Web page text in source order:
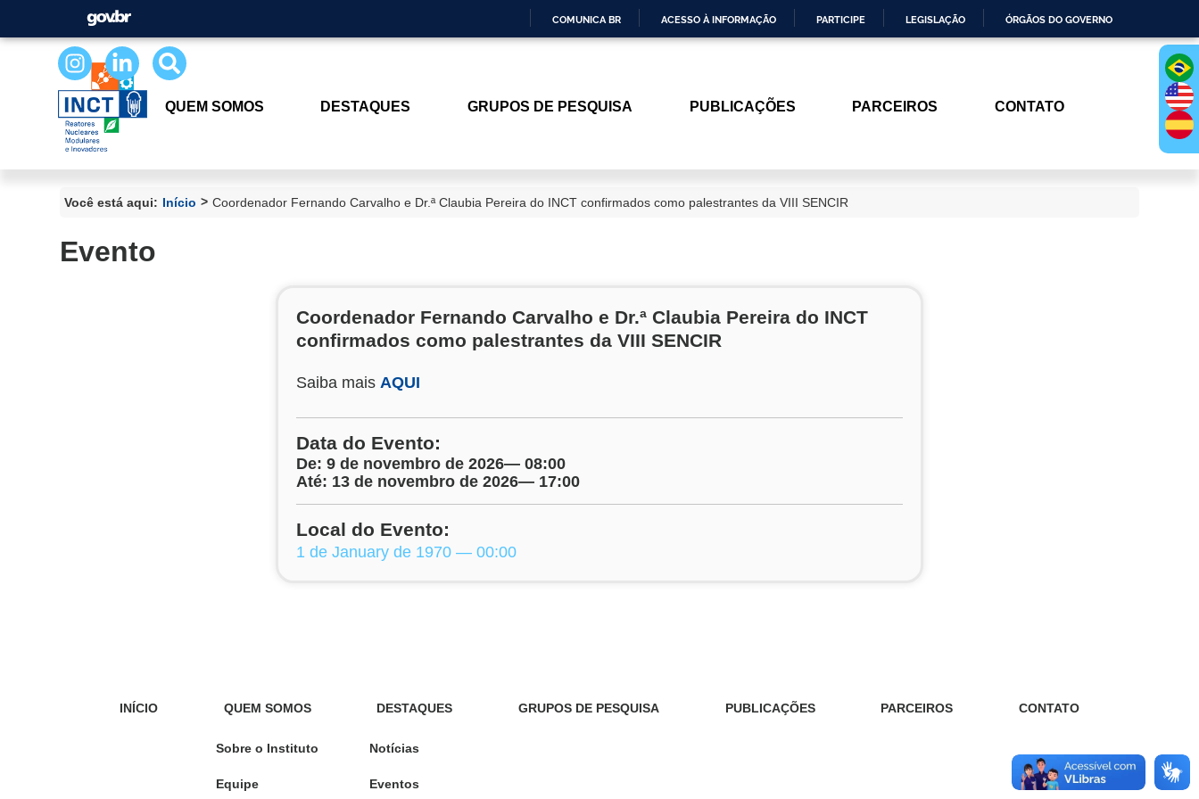
CONTEÚDO
COMUNICA BR ACESSO À INFORMAÇÃO PARTICIPE LEGISLAÇÃO ÓRGÃOS DO GOVERNO
QUEM SOMOS DESTAQUES GRUPOS DE PESQUISA PUBLICAÇÕES PARCEIROS CONTATO
Você está aqui: Início > Coordenador Fernando Carvalho e Dr.ª Claubia Pereira do INCT confirmados como palestrantes da VIII SENCIR
Evento
Coordenador Fernando Carvalho e Dr.ª Claubia Pereira do INCT
confirmados como palestrantes da VIII SENCIR
Saiba mais AQUI
Data do Evento:
De: 9 de novembro de 2026— 08:00
Até: 13 de novembro de 2026— 17:00
Local do Evento:
1 de January de 1970 — 00:00
INÍCIO QUEM SOMOS
Sobre o Instituto
Equipe
DESTAQUES
Notícias
Eventos
GRUPOS DE PESQUISA PUBLICAÇÕES PARCEIROS CONTATO